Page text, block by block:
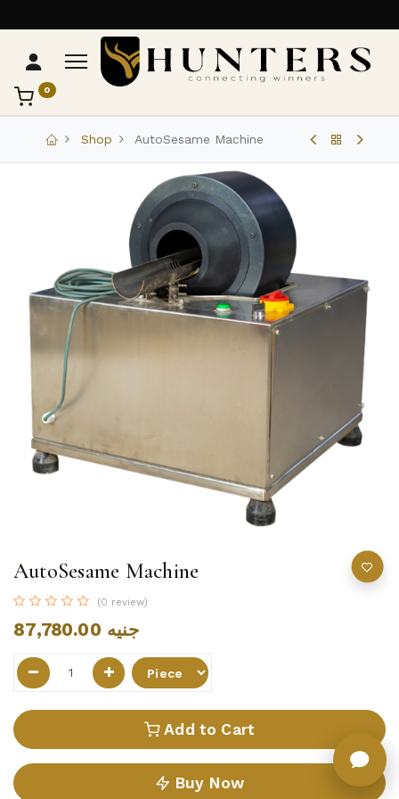
0
Shop AutoSesame Machine
AutoSesame Machine
(0 review)
87,780.00 جنيه
Add to Cart
Buy Now
تواصل مع Hunters
عادةً بنرد في دقائق